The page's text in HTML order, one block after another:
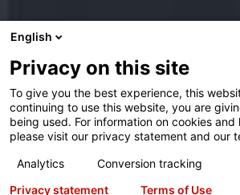
English
Privacy on this site
To give you the best experience, this
continuing to use this website, you are
being used. For information on cookies and
please visit our privacy statement and our
Analytics
Conversion tracking
Privacy statement
Terms of Use